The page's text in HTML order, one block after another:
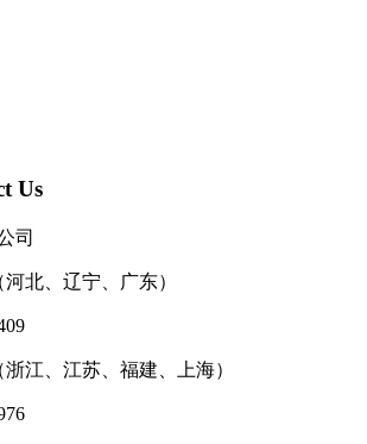
Us
司
北、辽宁、广东）
江、江苏、福建、上海）